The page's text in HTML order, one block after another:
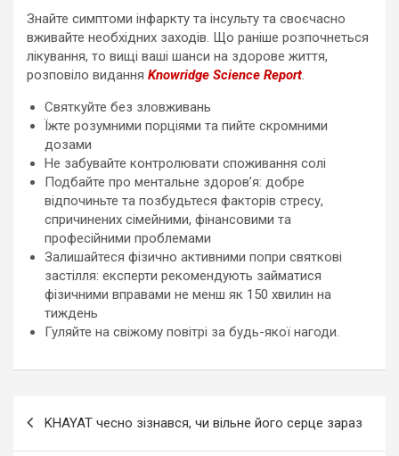
Знайте симптоми інфаркту та інсульту та своєчасно
вживайте необхідних заходів. Що раніше розпочнеться
лікування, то вищі ваші шанси на здорове життя,
розповіло видання Knowridge Science Report.
Святкуйте без зловживань
Їжте розумними порціями та пийте скромними
дозами
Не забувайте контролювати споживання солі
Подбайте про ментальне здоров’я: добре
відпочиньте та позбудьтеся факторів стресу,
спричинених сімейними, фінансовими та
професійними проблемами
Залишайтеся фізично активними попри святкові
застілля: експерти рекомендують займатися
фізичними вправами не менш як 150 хвилин на
тиждень
Гуляйте на свіжому повітрі за будь-якої нагоди.
KHAYAT чесно зізнався, чи вільне його серце зараз